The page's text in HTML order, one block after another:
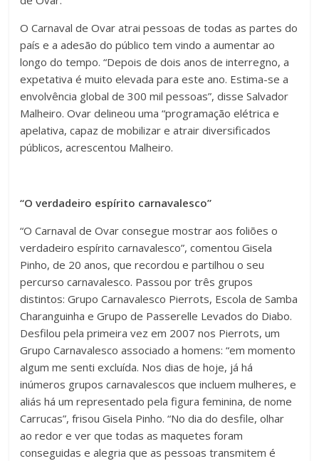
O Carnaval de Ovar atrai pessoas de todas as partes do
país e a adesão do público tem vindo a aumentar ao
longo do tempo. “Depois de dois anos de interregno, a
expetativa é muito elevada para este ano. Estima-se a
envolvência global de 300 mil pessoas”, disse Salvador
Malheiro. Ovar delineou uma “programação elétrica e
apelativa, capaz de mobilizar e atrair diversificados
públicos, acrescentou Malheiro.
“O verdadeiro espírito carnavalesco”
“O Carnaval de Ovar consegue mostrar aos foliões o
verdadeiro espírito carnavalesco”, comentou Gisela
Pinho, de 20 anos, que recordou e partilhou o seu
percurso carnavalesco. Passou por três grupos
distintos: Grupo Carnavalesco Pierrots, Escola de Samba
Charanguinha e Grupo de Passerelle Levados do Diabo.
Desfilou pela primeira vez em 2007 nos Pierrots, um
Grupo Carnavalesco associado a homens: “em momento
algum me senti excluída. Nos dias de hoje, já há
inúmeros grupos carnavalescos que incluem mulheres, e
aliás há um representado pela figura feminina, de nome
Carrucas”, frisou Gisela Pinho. “No dia do desfile, olhar
ao redor e ver que todas as maquetes foram
conseguidas e alegria que as pessoas transmitem é